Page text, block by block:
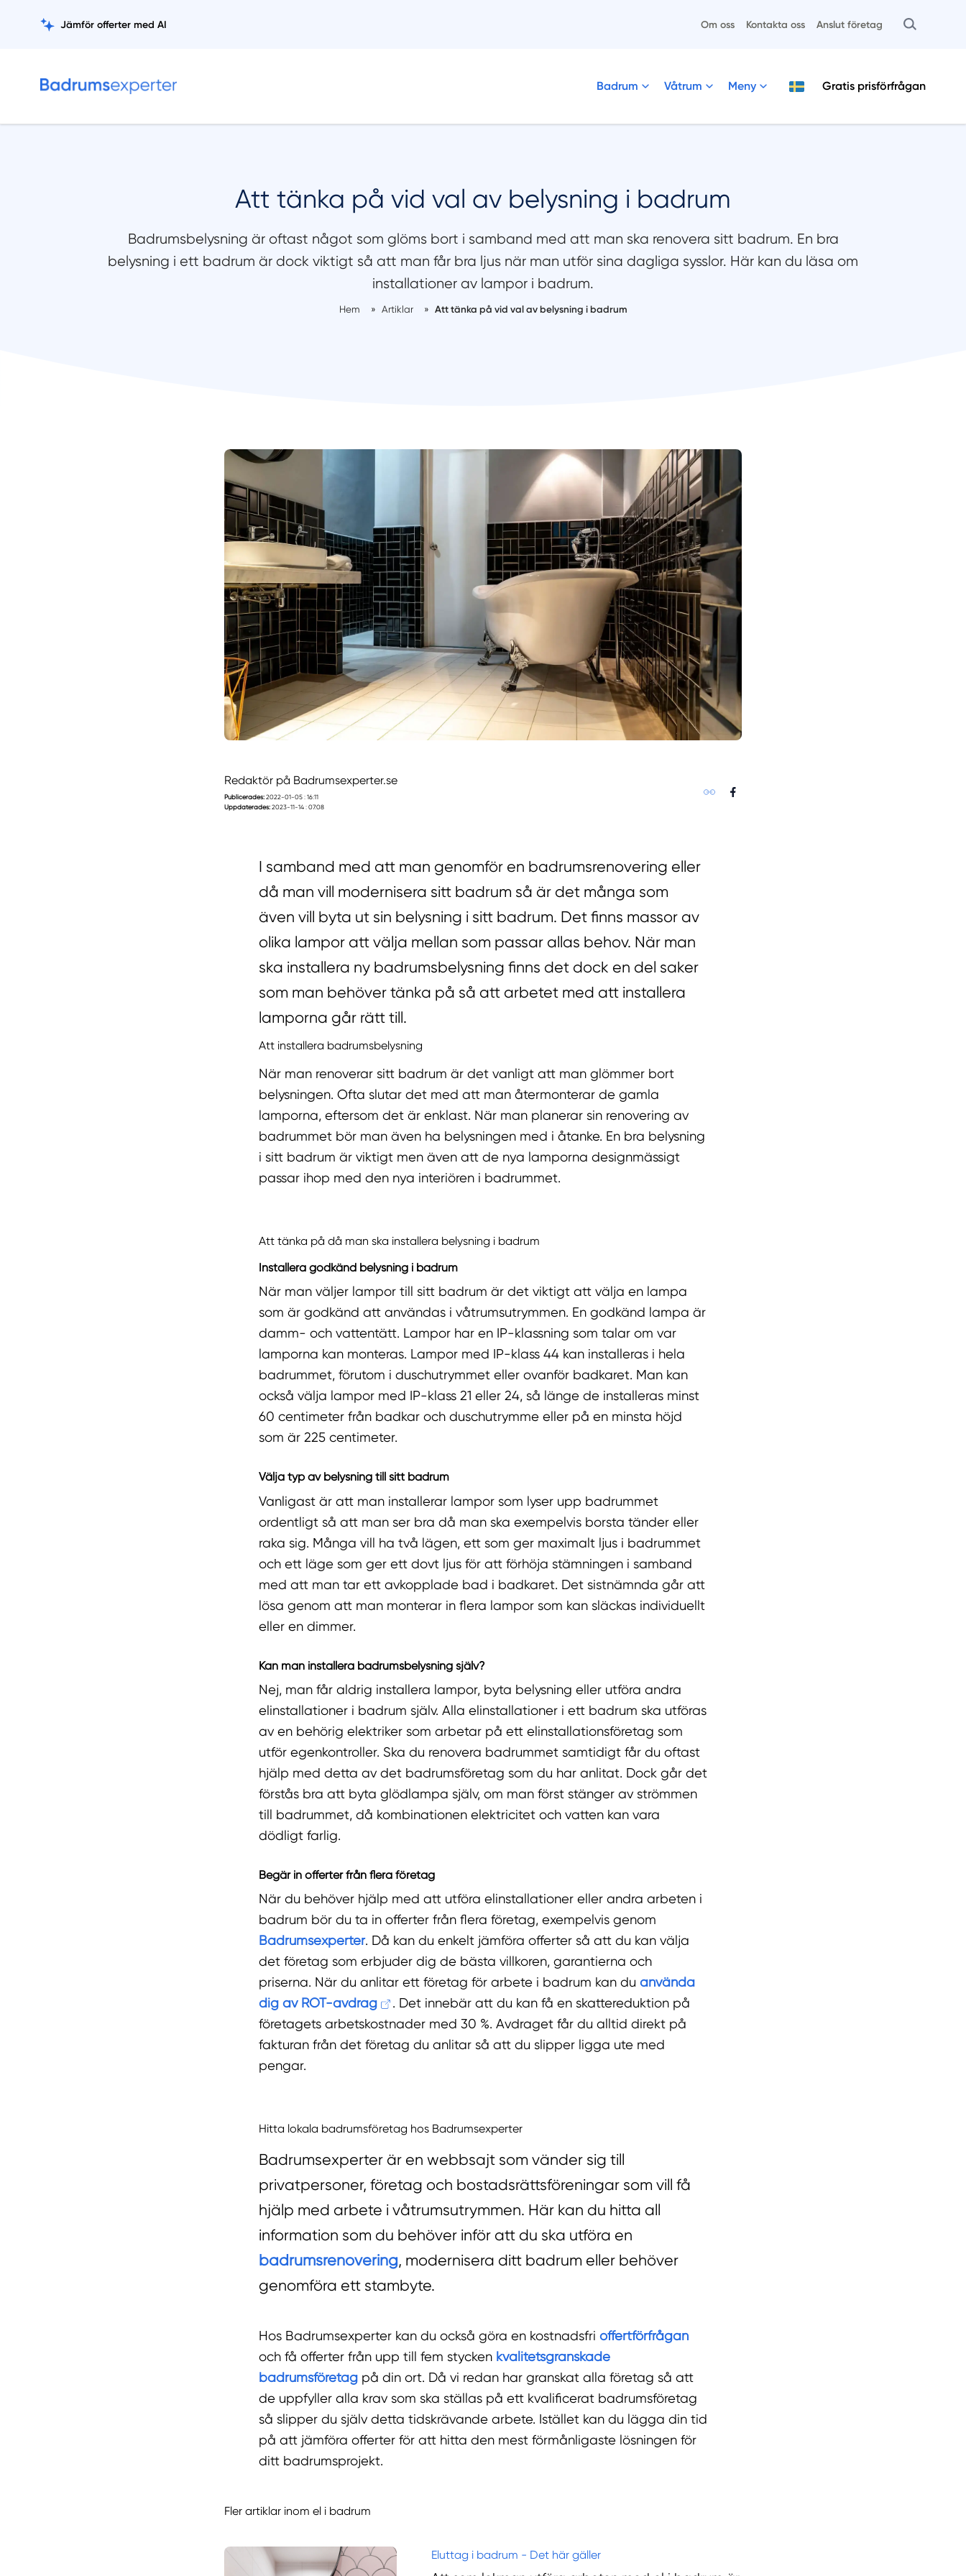
Jämför offerter med AI Om oss Kontakta oss Anslut företag
Badrum Våtrum Meny Gratis prisförfrågan
Att tänka på vid val av belysning i badrum
Badrumsbelysning är oftast något som glöms bort i samband med att man ska renovera sitt badrum. En bra
belysning i ett badrum är dock viktigt så att man får bra ljus när man utför sina dagliga sysslor. Här kan du läsa om
installationer av lampor i badrum.
Hem » Artiklar » Att tänka på vid val av belysning i badrum
Redaktör på Badrumsexperter.se
Publicerades: 2022-01-05 : 16:11
Uppdaterades: 2023-11-14 : 07:08
I samband med att man genomför en badrumsrenovering eller
då man vill modernisera sitt badrum så är det många som
även vill byta ut sin belysning i sitt badrum. Det finns massor av
olika lampor att välja mellan som passar allas behov. När man
ska installera ny badrumsbelysning finns det dock en del saker
som man behöver tänka på så att arbetet med att installera
lamporna går rätt till.
Att installera badrumsbelysning
När man renoverar sitt badrum är det vanligt att man glömmer bort
belysningen. Ofta slutar det med att man återmonterar de gamla
lamporna, eftersom det är enklast. När man planerar sin renovering av
badrummet bör man även ha belysningen med i åtanke. En bra belysning
i sitt badrum är viktigt men även att de nya lamporna designmässigt
passar ihop med den nya interiören i badrummet.
Att tänka på då man ska installera belysning i badrum
Installera godkänd belysning i badrum
När man väljer lampor till sitt badrum är det viktigt att välja en lampa
som är godkänd att användas i våtrumsutrymmen. En godkänd lampa är
damm- och vattentätt. Lampor har en IP-klassning som talar om var
lamporna kan monteras. Lampor med IP-klass 44 kan installeras i hela
badrummet, förutom i duschutrymmet eller ovanför badkaret. Man kan
också välja lampor med IP-klass 21 eller 24, så länge de installeras minst
60 centimeter från badkar och duschutrymme eller på en minsta höjd
som är 225 centimeter.
Välja typ av belysning till sitt badrum
Vanligast är att man installerar lampor som lyser upp badrummet
ordentligt så att man ser bra då man ska exempelvis borsta tänder eller
raka sig. Många vill ha två lägen, ett som ger maximalt ljus i badrummet
och ett läge som ger ett dovt ljus för att förhöja stämningen i samband
med att man tar ett avkopplade bad i badkaret. Det sistnämnda går att
lösa genom att man monterar in flera lampor som kan släckas individuellt
eller en dimmer.
Kan man installera badrumsbelysning själv?
Nej, man får aldrig installera lampor, byta belysning eller utföra andra
elinstallationer i badrum själv. Alla elinstallationer i ett badrum ska utföras
av en behörig elektriker som arbetar på ett elinstallationsföretag som
utför egenkontroller. Ska du renovera badrummet samtidigt får du oftast
hjälp med detta av det badrumsföretag som du har anlitat. Dock går det
förstås bra att byta glödlampa själv, om man först stänger av strömmen
till badrummet, då kombinationen elektricitet och vatten kan vara
dödligt farlig.
Begär in offerter från flera företag
När du behöver hjälp med att utföra elinstallationer eller andra arbeten i
badrum bör du ta in offerter från flera företag, exempelvis genom
Badrumsexperter. Då kan du enkelt jämföra offerter så att du kan välja
det företag som erbjuder dig de bästa villkoren, garantierna och
priserna. När du anlitar ett företag för arbete i badrum kan du använda
dig av ROT-avdrag
. Det innebär att du kan få en skattereduktion på
företagets arbetskostnader med 30 %. Avdraget får du alltid direkt på
fakturan från det företag du anlitar så att du slipper ligga ute med
pengar.
Hitta lokala badrumsföretag hos Badrumsexperter
Badrumsexperter är en webbsajt som vänder sig till
privatpersoner, företag och bostadsrättsföreningar som vill få
hjälp med arbete i våtrumsutrymmen. Här kan du hitta all
information som du behöver inför att du ska utföra en
badrumsrenovering, modernisera ditt badrum eller behöver
genomföra ett stambyte.
Hos Badrumsexperter kan du också göra en kostnadsfri offertförfrågan
och få offerter från upp till fem stycken kvalitetsgranskade
badrumsföretag på din ort. Då vi redan har granskat alla företag så att
de uppfyller alla krav som ska ställas på ett kvalificerat badrumsföretag
så slipper du själv detta tidskrävande arbete. Istället kan du lägga din tid
på att jämföra offerter för att hitta den mest förmånligaste lösningen för
ditt badrumsprojekt.
Fler artiklar inom el i badrum
Eluttag i badrum - Det här gäller